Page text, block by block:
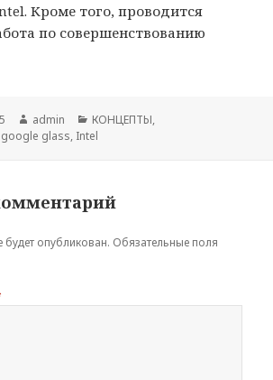
Кроме того, проводится
по совершенствованию
Автор
admin Рубрики
КОНЦЕПТЫ,
Метки
google glass, Intel
опубликован. Обязательные поля